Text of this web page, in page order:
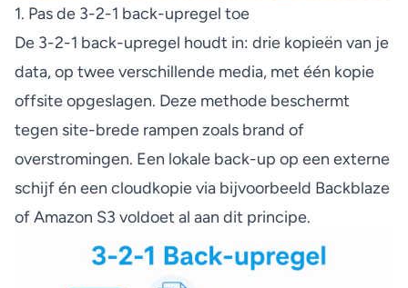
1. Pas de 3-2-1 back-upregel toe
De 3-2-1 back-upregel houdt in: drie kopieën van je
data, op twee verschillende media, met één kopie
offsite opgeslagen. Deze methode beschermt
tegen site-brede rampen zoals brand of
overstromingen. Een lokale back-up op een externe
schijf én een cloudkopie via bijvoorbeeld Backblaze
of Amazon S3 voldoet al aan dit principe.